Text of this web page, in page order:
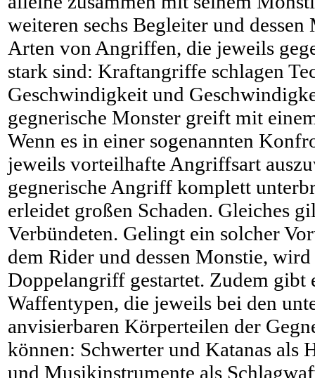
weiteren sechs Begleiter und
Arten von Angriffen, die jeweils
stark sind: Kraftangriffe schlagen
Geschwindigkeit und
gegnerische Monster greift mit
Wenn es in einer sogenannten
jeweils vorteilhafte Angriffsart
gegnerische Angriff komplett
erleidet großen Schaden. Gleiches
Verbündeten. Gelingt ein solcher
dem Rider und dessen Monstie,
Doppelangriff gestartet. Zudem gibt
Waffentypen, die jeweils bei den
anvisierbaren Körperteilen der
können: Schwerter und Katanas als
und Musikinstrumente als